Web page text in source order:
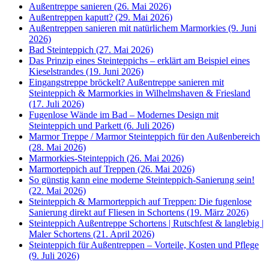
Außentreppe sanieren (26. Mai 2026)
Außentreppen kaputt? (29. Mai 2026)
Außentreppen sanieren mit natürlichem Marmorkies (9. Juni
2026)
Bad Steinteppich (27. Mai 2026)
Das Prinzip eines Steinteppichs – erklärt am Beispiel eines
Kieselstrandes (19. Juni 2026)
Eingangstreppe bröckelt? Außentreppe sanieren mit
Steinteppich & Marmorkies in Wilhelmshaven & Friesland
(17. Juli 2026)
Fugenlose Wände im Bad – Modernes Design mit
Steinteppich und Parkett (6. Juli 2026)
Marmor Treppe / Marmor Steinteppich für den Außenbereich
(28. Mai 2026)
Marmorkies-Steinteppich (26. Mai 2026)
Marmorteppich auf Treppen (26. Mai 2026)
So günstig kann eine moderne Steinteppich-Sanierung sein!
(22. Mai 2026)
Steinteppich & Marmorteppich auf Treppen: Die fugenlose
Sanierung direkt auf Fliesen in Schortens (19. März 2026)
Steinteppich Außentreppe Schortens | Rutschfest & langlebig |
Maler Schortens (21. April 2026)
Steinteppich für Außentreppen – Vorteile, Kosten und Pflege
(9. Juli 2026)